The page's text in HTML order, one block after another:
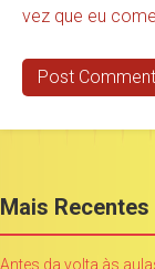
vez que eu
Mais Recentes
Antes da volta às